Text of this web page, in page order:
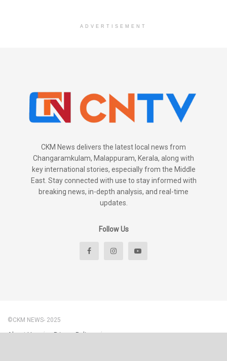
ADVERTISEMENT
CKM News delivers the latest local news from
Changaramkulam, Malappuram, Kerala, along with
key international stories, especially from the Middle
East. Stay connected with use to stay informed with
breaking news, in-depth analysis, and real-time
updates.
Follow Us
©CKM NEWS- 2025
About Us
Privacy Policy